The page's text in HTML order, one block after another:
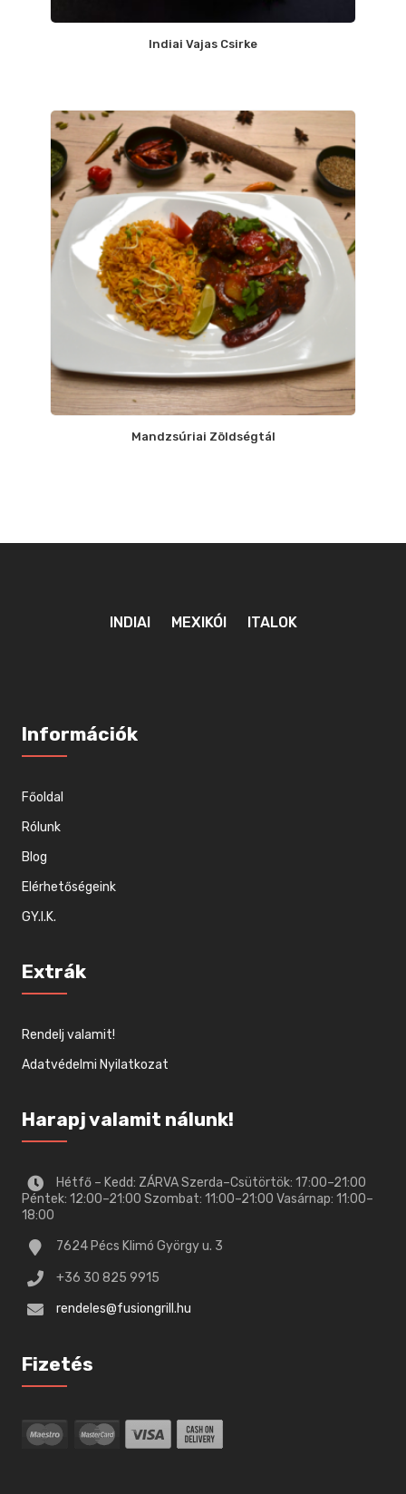
Indiai Vajas Csirke
Mandzsúriai Zöldségtál
INDIAI MEXIKÓI ITALOK
Információk
Főoldal
Rólunk
Blog
Elérhetőségeink
GY.I.K.
Extrák
Rendelj valamit!
Adatvédelmi Nyilatkozat
Harapj valamit nálunk!
Hétfő – Kedd: ZÁRVA Szerda–Csütörtök: 17:00–21:00
Péntek: 12:00–21:00 Szombat: 11:00–21:00 Vasárnap: 11:00–
18:00
7624 Pécs Klimó György u. 3
+36 30 825 9915
rendeles@fusiongrill.hu
Fizetés